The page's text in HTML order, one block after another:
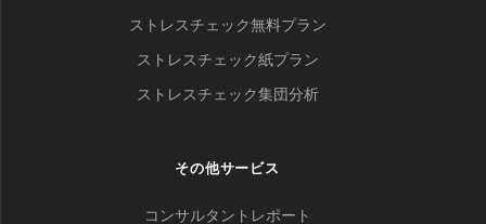
ストレスチェック無料プラン
ストレスチェック紙プラン
ストレスチェック集団分析
その他サービス
コンサルタントレポート